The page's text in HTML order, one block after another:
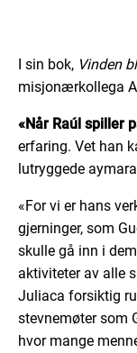
I sin bok, Vinden
misjonærkollega
«Når Raúl spiller
erfaring. Vet han
lutryggede
«For vi er hans
gjerninger, som
skulle gå inn i
aktiviteter av alle
Juliaca forsiktig
stevnemøter som
hvor mange